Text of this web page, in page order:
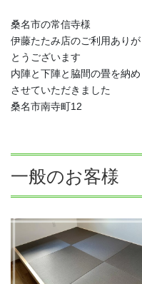
桑名市の常信寺様
伊藤たたみ店のご利用ありが
とうございます
内陣と下陣と脇間の畳を納め
させていただきました
桑名市南寺町12
一般のお客様